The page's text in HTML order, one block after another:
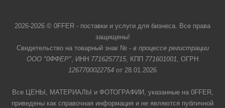
2026-2026 © 0FFER - поставки и услуги для бизнеса. Все права
защищены!
Свидетельство на товарный знак № - в процессе регистрации
ООО "0ФФЕР", ИНН 7716257715, КПП 771601001, ОГРН
1267700022754 от 28.01.2026
Все ЦЕНЫ, МАТЕРИАЛЫ и ФОТОГРАФИИ, указанные на 0FFER,
приведены как справочная информация и не являются публичной